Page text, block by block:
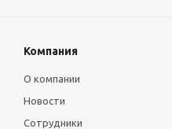
Компания
О компании
Новости
Сотрудники